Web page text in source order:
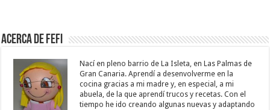
Acerca de Fefi
Nací en pleno barrio de La Isleta, en Las Palmas de
Gran Canaria. Aprendí a desenvolverme en la
cocina gracias a mi madre y, en especial, a mi
abuela, de la que aprendí trucos y recetas. Con el
tiempo he ido creando algunas nuevas y adaptando